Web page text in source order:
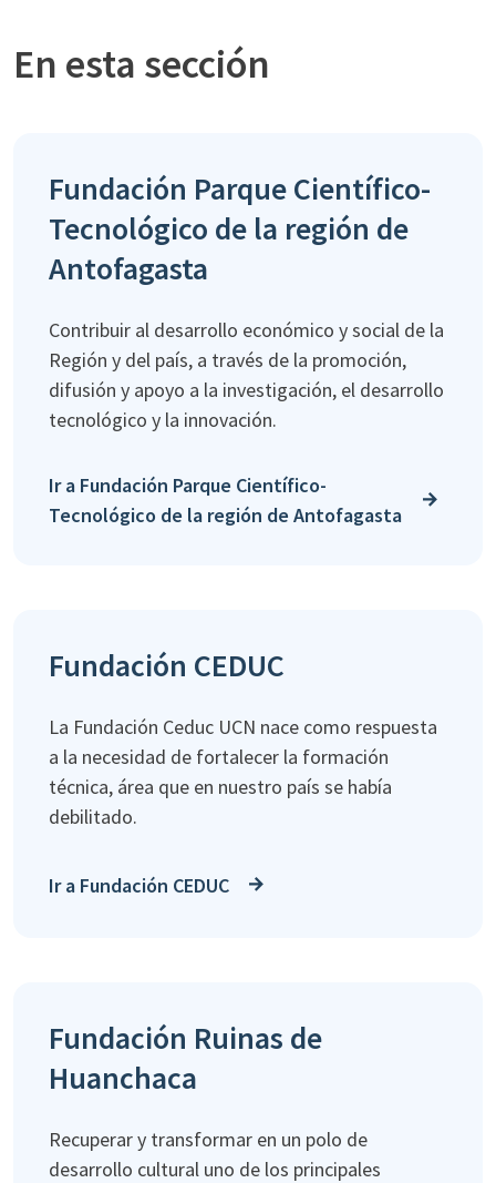
En esta sección
Fundación Parque Científico-
Tecnológico de la región de
Antofagasta
Contribuir al desarrollo económico y social de la
Región y del país, a través de la promoción,
difusión y apoyo a la investigación, el desarrollo
tecnológico y la innovación.
Ir a Fundación Parque Científico-
Tecnológico de la región de Antofagasta
Fundación CEDUC
La Fundación Ceduc UCN nace como respuesta
a la necesidad de fortalecer la formación
técnica, área que en nuestro país se había
debilitado.
Ir a Fundación CEDUC
Fundación Ruinas de
Huanchaca
Recuperar y transformar en un polo de
desarrollo cultural uno de los principales